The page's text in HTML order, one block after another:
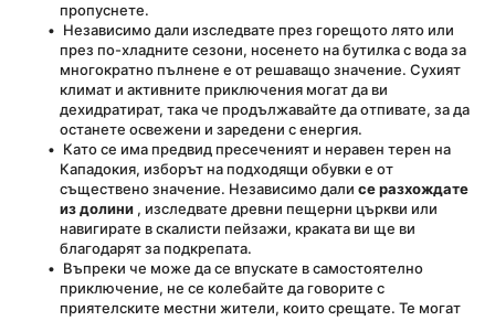
пропуснете.
Независимо дали изследвате през горещото лято или
през по-хладните сезони, носенето на бутилка с вода за
многократно пълнене е от решаващо значение. Сухият
климат и активните приключения могат да ви
дехидратират, така че продължавайте да отпивате, за да
останете освежени и заредени с енергия.
Като се има предвид пресеченият и неравен терен на
Кападокия, изборът на подходящи обувки е от
съществено значение. Независимо дали се разхождате
из долини , изследвате древни пещерни църкви или
навигирате в скалисти пейзажи, краката ви ще ви
благодарят за подкрепата.
Въпреки че може да се впускате в самостоятелно
приключение, не се колебайте да говорите с
приятелските местни жители, които срещате. Те могат